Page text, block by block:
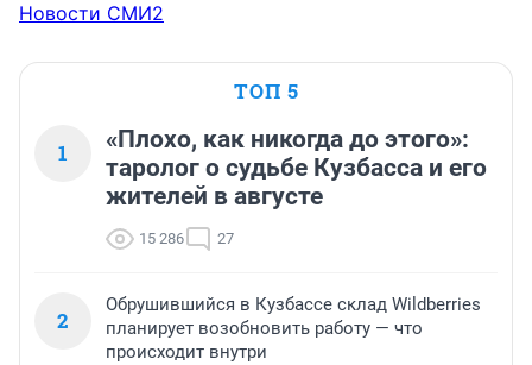
Новости СМИ2
ТОП 5
1
«Плохо, как никогда до этого»:
таролог о судьбе Кузбасса и его
жителей в августе
15 286 27
2
Обрушившийся в Кузбассе склад Wildberries
планирует возобновить работу — что
происходит внутри